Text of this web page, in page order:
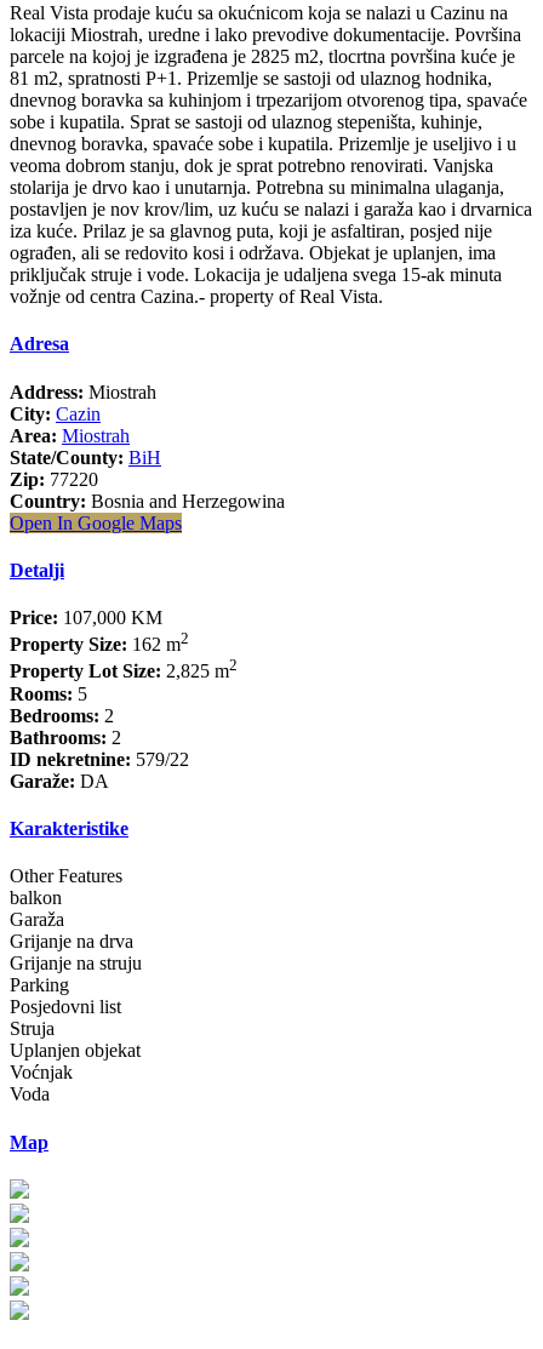
Real Vista prodaje kuću sa okućnicom koja se nalazi u Cazinu na
lokaciji Miostrah, uredne i lako prevodive dokumentacije. Površina
parcele na kojoj je izgrađena je 2825 m2, tlocrtna površina kuće je
81 m2, spratnosti P+1. Prizemlje se sastoji od ulaznog hodnika,
dnevnog boravka sa kuhinjom i trpezarijom otvorenog tipa, spavaće
sobe i kupatila. Sprat se sastoji od ulaznog stepeništa, kuhinje,
dnevnog boravka, spavaće sobe i kupatila. Prizemlje je useljivo i u
veoma dobrom stanju, dok je sprat potrebno renovirati. Vanjska
stolarija je drvo kao i unutarnja. Potrebna su minimalna ulaganja,
postavljen je nov krov/lim, uz kuću se nalazi i garaža kao i drvarnica
iza kuće. Prilaz je sa glavnog puta, koji je asfaltiran, posjed nije
ograđen, ali se redovito kosi i održava. Objekat je uplanjen, ima
priključak struje i vode. Lokacija je udaljena svega 15-ak minuta
vožnje od centra Cazina.- property of Real Vista.
Adresa
Address: Miostrah
City: Cazin
Area: Miostrah
State/County: BiH
Zip: 77220
Country: Bosnia and Herzegowina
Open In Google Maps
Detalji
Price: 107,000 KM
Property Size: 162 m2
Property Lot Size: 2,825 m2
Rooms: 5
Bedrooms: 2
Bathrooms: 2
ID nekretnine: 579/22
Garaže: DA
Karakteristike
Other Features
balkon
Garaža
Grijanje na drva
Grijanje na struju
Parking
Posjedovni list
Struja
Uplanjen objekat
Voćnjak
Voda
Map